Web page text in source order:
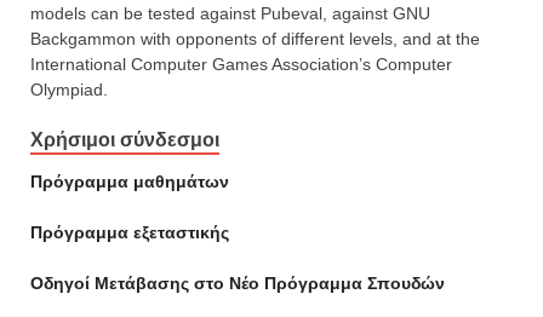
models can be tested against Pubeval, against GNU
Backgammon with opponents of different levels, and at the
International Computer Games Association’s Computer
Olympiad.
Χρήσιμοι σύνδεσμοι
Πρόγραμμα μαθημάτων
Πρόγραμμα εξεταστικής
Οδηγοί Mετάβασης στο Νέο Πρόγραμμα Σπουδών